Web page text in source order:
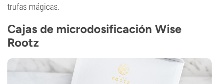
trufas mágicas.
Cajas de microdosificación Wise
Rootz